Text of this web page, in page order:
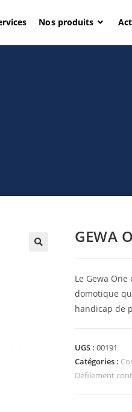
Nos produits
GEWA
Le Gewa
domotique
handicap de
UGS :00191
Catégories :
Défilement